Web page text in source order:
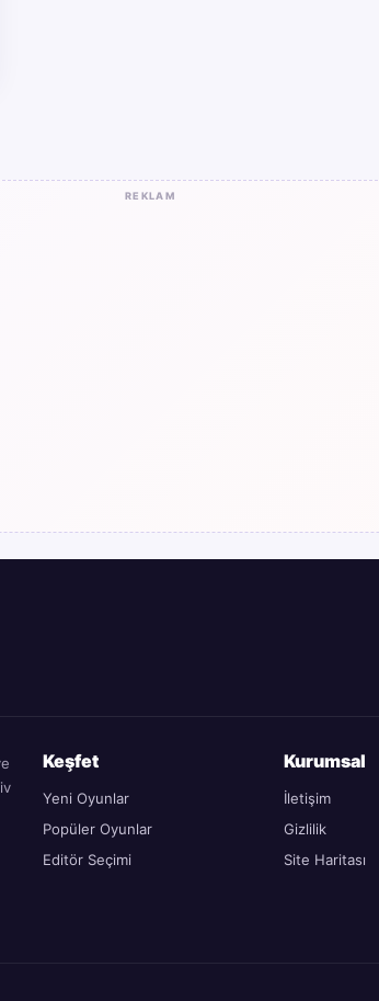
REKLAM
Keşfet
Yeni Oyunlar
Popüler Oyunlar
Editör Seçimi
Kurumsal
İletişim
Gizlilik
Site Haritası